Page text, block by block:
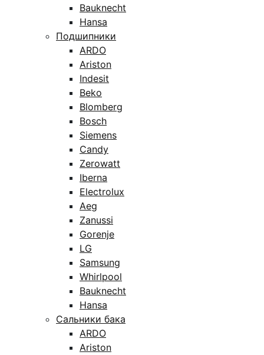
Bauknecht
Hansa
Подшипники
ARDO
Ariston
Indesit
Beko
Blomberg
Bosch
Siemens
Candy
Zerowatt
Iberna
Electrolux
Aeg
Zanussi
Gorenje
LG
Samsung
Whirlpool
Bauknecht
Hansa
Сальники бака
ARDO
Ariston